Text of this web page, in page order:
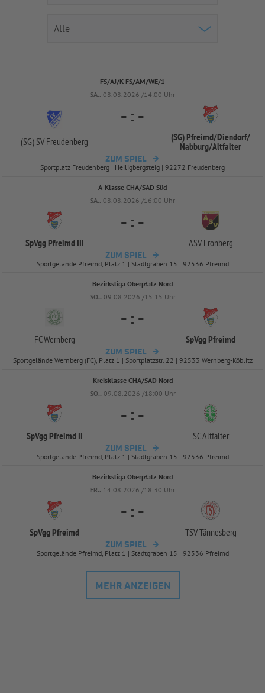
FS/AJ/K-FS/AM/WE/1
SA.. 08.08.2026 /14:00 Uhr
(SG) SV Freudenberg
- : -
(SG) Pfreimd/Diendorf/
Nabburg/Altfalter
ZUM SPIEL
Sportplatz Freudenberg | Heiligbergsteig | 92272 Freudenberg
A-Klasse CHA/SAD Süd
SA.. 08.08.2026 /16:00 Uhr
SpVgg Pfreimd III
- : -
ASV Fronberg
ZUM SPIEL
Sportgelände Pfreimd, Platz 1 | Stadtgraben 15 | 92536 Pfreimd
Bezirksliga Oberpfalz Nord
SO.. 09.08.2026 /15:15 Uhr
FC Wernberg
- : -
SpVgg Pfreimd
ZUM SPIEL
Sportgelände Wernberg (FC), Platz 1 | Sportplatzstr. 22 | 92533 Wernberg-Köblitz
Kreisklasse CHA/SAD Nord
SO.. 09.08.2026 /18:00 Uhr
SpVgg Pfreimd II
- : -
SC Altfalter
ZUM SPIEL
Sportgelände Pfreimd, Platz 1 | Stadtgraben 15 | 92536 Pfreimd
Bezirksliga Oberpfalz Nord
FR.. 14.08.2026 /18:30 Uhr
SpVgg Pfreimd
- : -
TSV Tännesberg
ZUM SPIEL
Sportgelände Pfreimd, Platz 1 | Stadtgraben 15 | 92536 Pfreimd
MEHR ANZEIGEN